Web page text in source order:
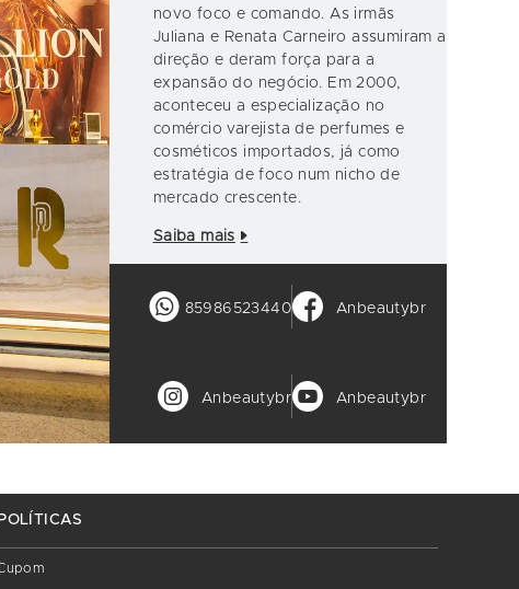
novo foco e comando. As irmãs
Juliana e Renata Carneiro assumiram a
direção e deram força para a
expansão do negócio. Em 2000,
aconteceu a especialização no
comércio varejista de perfumes e
cosméticos importados, já como
estratégia de foco num nicho de
mercado crescente.
Saiba mais
85986523440 Anbeautybr
Anbeautybr Anbeautybr
POLÍTICAS